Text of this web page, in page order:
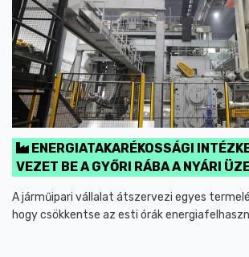
ENERGIATAKARÉKOSSÁGI
VEZET BE A GYŐRI RÁBA A NYÁRI
A járműipari vállalat átszervezi egyes
hogy csökkentse az esti órák